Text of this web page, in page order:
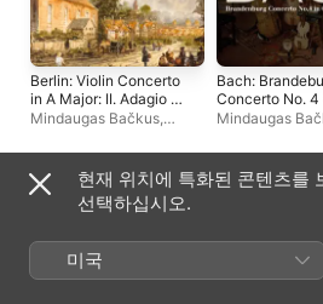
Berlin: Violin Concerto
in A Major: II. Adagio -
Single
Mindaugas Bačkus,
Orchestra,Konrad Levick
Bach:
Concerto No. 4
Major, BWV
Mindaugas
Orchestra,
Bernhardt
컴필레이션 앨범
현재 위치에 특화된 콘텐츠를
선택하십시오.
미국